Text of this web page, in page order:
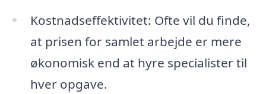
Kostnadseffektivitet: Ofte vil du finde,
at prisen for samlet arbejde er mere
økonomisk end at hyre specialister til
hver opgave.